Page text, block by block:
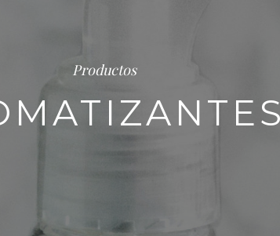
Productos